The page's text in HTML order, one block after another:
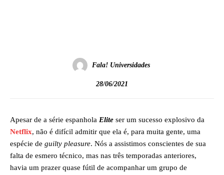
Fala! Universidades
28/06/2021
Apesar de a série espanhola Elite ser um sucesso explosivo da
Netflix, não é difícil admitir que ela é, para muita gente, uma
espécie de guilty pleasure. Nós a assistimos conscientes de sua
falta de esmero técnico, mas nas três temporadas anteriores,
havia um prazer quase fútil de acompanhar um grupo de